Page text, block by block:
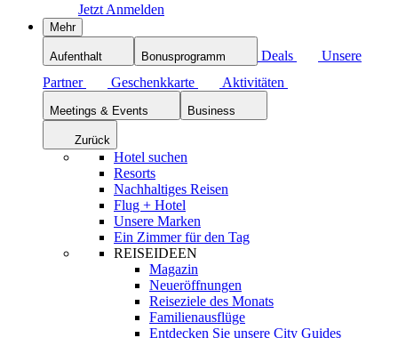
Jetzt Anmelden
Mehr
Aufenthalt Bonusprogramm Deals
Unsere
Partner
Geschenkkarte Aktivitäten
Meetings & Events Business
Zurück
Hotel suchen
Resorts
Nachhaltiges Reisen
Flug + Hotel
Unsere Marken
Ein Zimmer für den Tag
REISEIDEEN
Magazin
Neueröffnungen
Reiseziele des Monats
Familienausflüge
Entdecken Sie unsere City Guides